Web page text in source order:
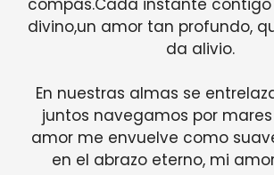
divino,un amor tan profundo,
da alivio.
En nuestras almas se
juntos navegamos por
amor me envuelve como
en el abrazo eterno, mi